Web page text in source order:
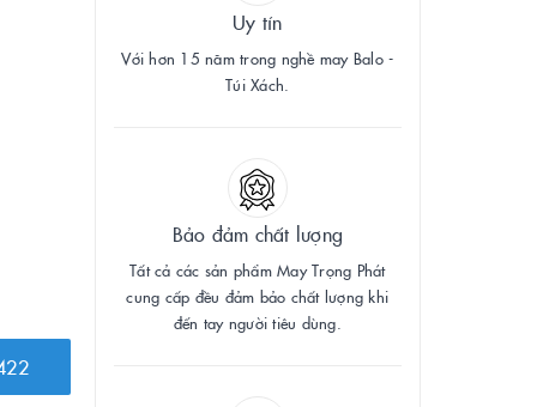
Uy tín
Với hơn 15 năm trong nghề may Balo -
Túi Xách.
Bảo đảm chất lượng
Tất cả các sản phẩm May Trọng Phát
cung cấp đều đảm bảo chất lượng khi
đến tay người tiêu dùng.